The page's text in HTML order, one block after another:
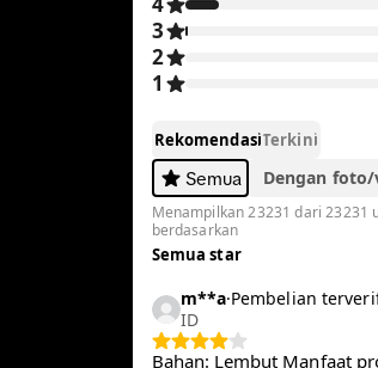
-56%
Sunblock Mencerahkan
Menyerap
Sold bySCORA
4.8
23.2K 567.0K terjual
Ulasan Pembeli